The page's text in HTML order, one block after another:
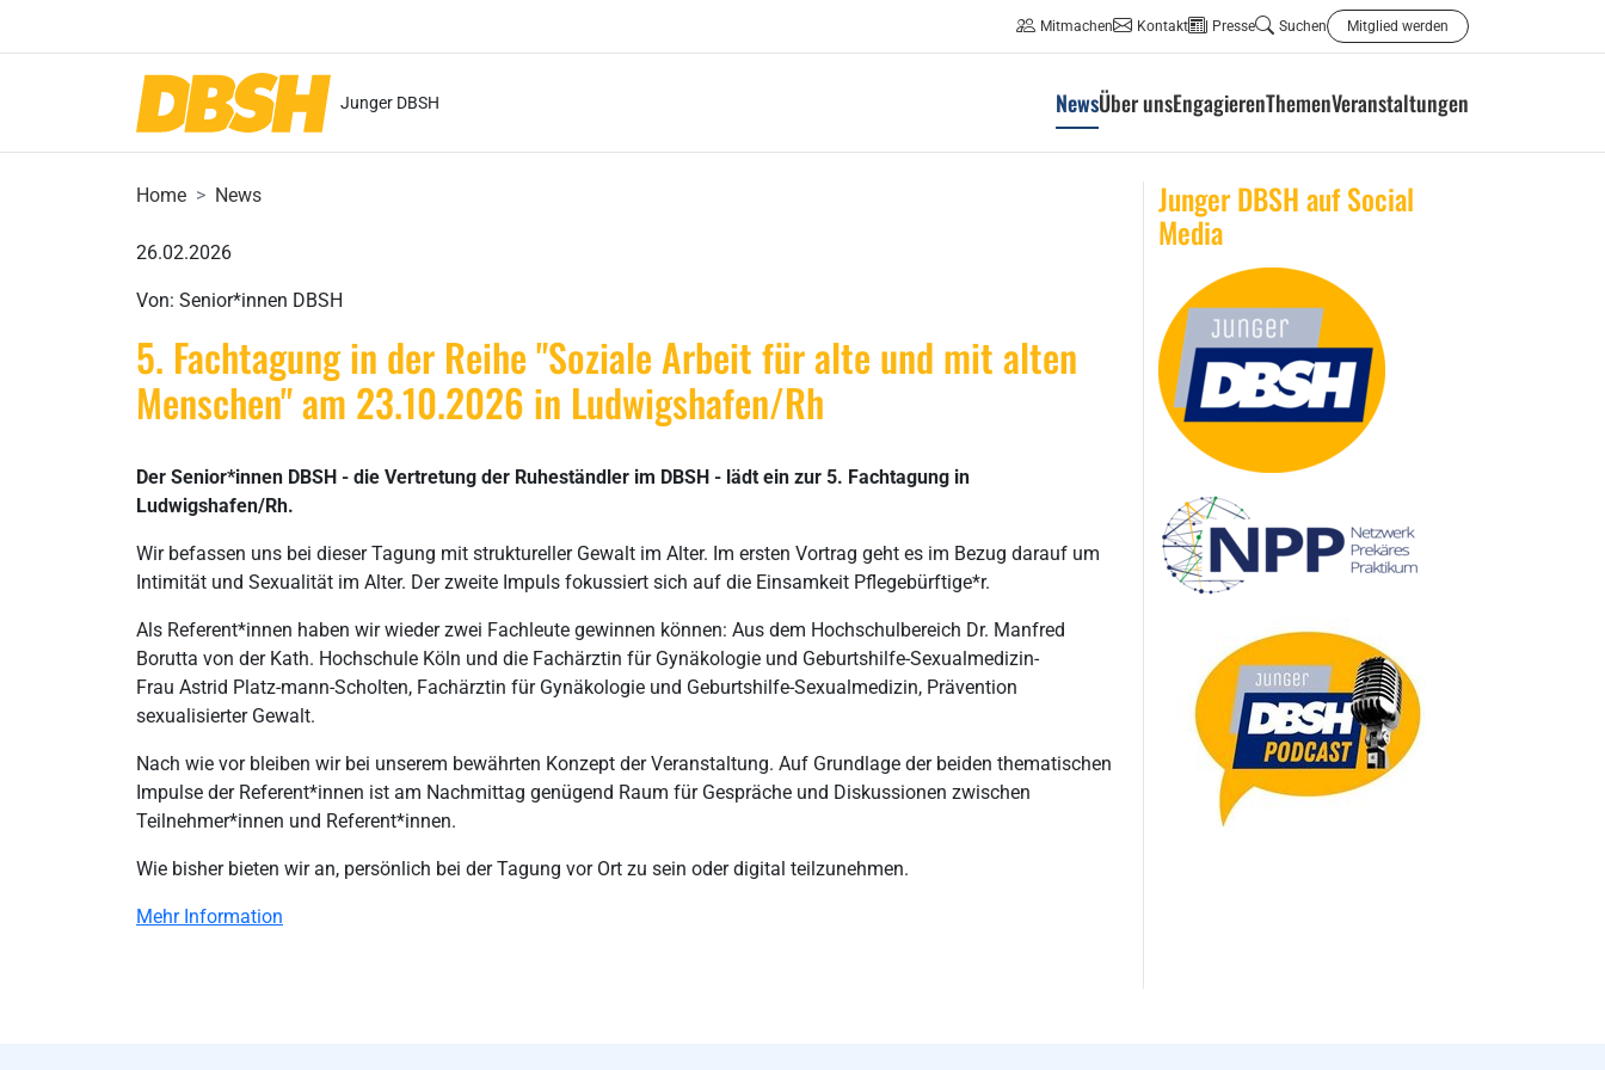
Mitmachen Kontakt Presse Suchen Mitglied werden
Junger DBSH NewsÜber unsEngagierenThemenVeranstaltungen
Home News
26.02.2026
Von: Senior*innen DBSH
5. Fachtagung in der Reihe "Soziale Arbeit für alte und mit alten
Menschen" am 23.10.2026 in Ludwigshafen/Rh
Der Senior*innen DBSH - die Vertretung der Ruheständler im DBSH - lädt ein zur 5. Fachtagung in
Ludwigshafen/Rh.
Wir befassen uns bei dieser Tagung mit struktureller Gewalt im Alter. Im ersten Vortrag geht es im Bezug darauf um
Intimität und Sexualität im Alter. Der zweite Impuls fokussiert sich auf die Einsamkeit Pflegebürftige*r.
Als Referent*innen haben wir wieder zwei Fachleute gewinnen können: Aus dem Hochschulbereich Dr. Manfred
Borutta von der Kath. Hochschule Köln und die Fachärztin für Gynäkologie und Geburtshilfe-Sexualmedizin-
Frau Astrid Platz-mann-Scholten, Fachärztin für Gynäkologie und Geburtshilfe-Sexualmedizin, Prävention
sexualisierter Gewalt.
Nach wie vor bleiben wir bei unserem bewährten Konzept der Veranstaltung. Auf Grundlage der beiden thematischen
Impulse der Referent*innen ist am Nachmittag genügend Raum für Gespräche und Diskussionen zwischen
Teilnehmer*innen und Referent*innen.
Wie bisher bieten wir an, persönlich bei der Tagung vor Ort zu sein oder digital teilzunehmen.
Mehr Information
Junger DBSH auf Social
Media